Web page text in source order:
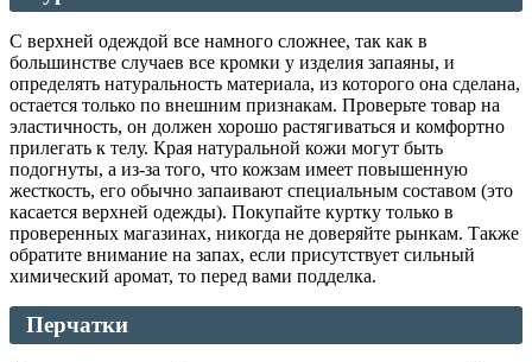
С верхней одеждой все намного сложнее, так как в
большинстве случаев все кромки у изделия запаяны, и
определять натуральность материала, из которого она сделана,
остается только по внешним признакам. Проверьте товар на
эластичность, он должен хорошо растягиваться и комфортно
прилегать к телу. Края натуральной кожи могут быть
подогнуты, а из-за того, что кожзам имеет повышенную
жесткость, его обычно запаивают специальным составом (это
касается верхней одежды). Покупайте куртку только в
проверенных магазинах, никогда не доверяйте рынкам. Также
обратите внимание на запах, если присутствует сильный
химический аромат, то перед вами подделка.
Перчатки